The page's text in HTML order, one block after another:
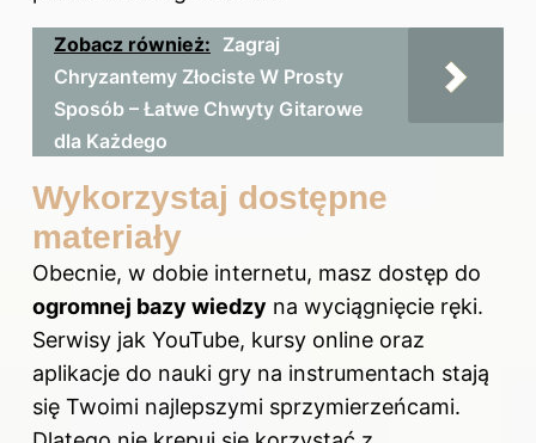
Zobacz również: Zagraj
Chryzantemy Złociste W Prosty
Sposób – Łatwe Chwyty Gitarowe
dla Każdego
Wykorzystaj dostępne
materiały
Obecnie, w dobie internetu, masz dostęp do
ogromnej bazy wiedzy na wyciągnięcie ręki.
Serwisy jak YouTube, kursy online oraz
aplikacje do nauki gry na instrumentach stają
się Twoimi najlepszymi sprzymierzeńcami.